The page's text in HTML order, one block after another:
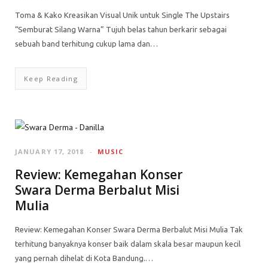
Toma & Kako Kreasikan Visual Unik untuk Single The Upstairs
“Semburat Silang Warna” Tujuh belas tahun berkarir sebagai
sebuah band terhitung cukup lama dan…
Keep Reading
MUSIC
JANUARY 17, 2018
Review: Kemegahan Konser
Swara Derma Berbalut Misi
Mulia
Review: Kemegahan Konser Swara Derma Berbalut Misi Mulia Tak
terhitung banyaknya konser baik dalam skala besar maupun kecil
yang pernah dihelat di Kota Bandung.…